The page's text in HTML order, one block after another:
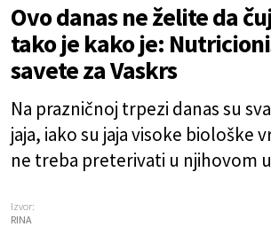
Ovo danas ne želite da
tako je kako je:
savete za Vaskrs
Na prazničnoj trpezi danas su
jaja, iako su jaja visoke biološke
ne treba preterivati u njihovom
Izvor:
RINA